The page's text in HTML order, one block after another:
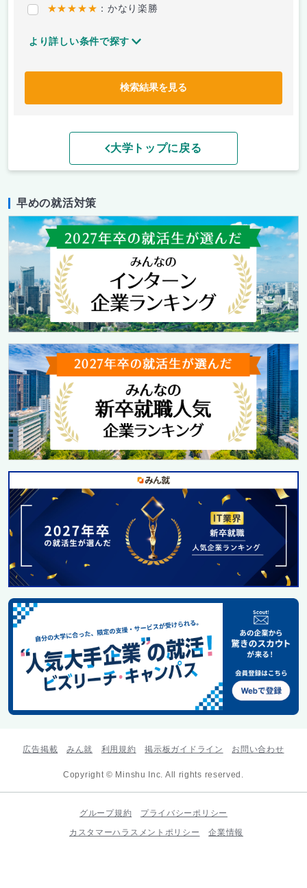
★★★★★ ：かなり楽勝
より詳しい条件で探す
検索結果を見る
大学トップに戻る
早めの就活対策
広告掲載 みん就 利用規約 掲示板ガイドライン お問い合わせ
Copyright © Minshu Inc. All rights reserved.
グループ規約
プライバシーポリシー
カスタマーハラスメントポリシー
企業情報